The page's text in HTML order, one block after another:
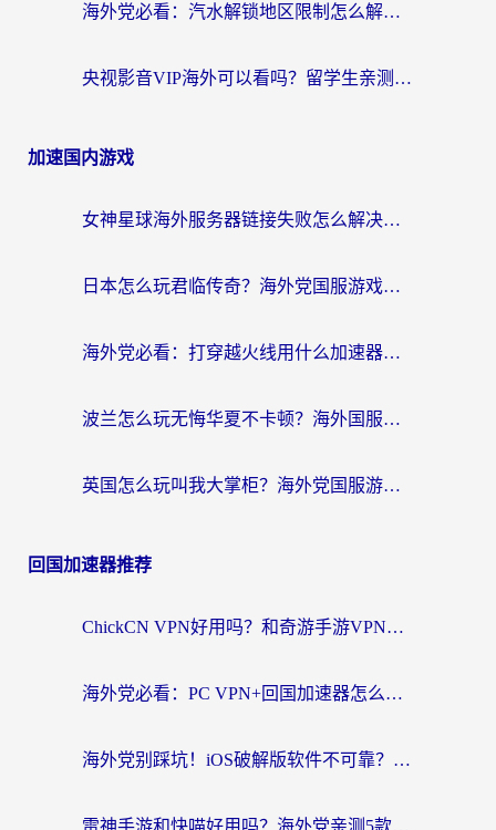
海外党必看：汽水解锁地区限制怎么解除？3招解决国内影音&生活服务难题
央视影音VIP海外可以看吗？留学生亲测有效的回国加速器选择指南
加速国内游戏
女神星球海外服务器链接失败怎么解决？海外党国服游戏加速避坑指南
日本怎么玩君临传奇？海外党国服游戏加速避坑指南（附菲律宾欧洲玩家实测）
海外党必看：打穿越火线用什么加速器？解决延迟卡顿，还能玩奇妙拼图世界和第五人格
波兰怎么玩无悔华夏不卡顿？海外国服游戏加速器终极指南（附征途2萤火突击解决方案）
英国怎么玩叫我大掌柜？海外党国服游戏加速避坑指南（附实测推荐）
回国加速器推荐
ChickCN VPN好用吗？和奇游手游VPN对比哪个回国效果更好？海外党亲测实用指南
海外党必看：PC VPN+回国加速器怎么选？无缝访问国内资源全攻略
海外党别踩坑！iOS破解版软件不可靠？教你选对回国加速器无缝看国内资源
雷神手游和快喵好用吗？海外党亲测5款回国加速器，附斧牛Bling对比+微信视频号解决办法